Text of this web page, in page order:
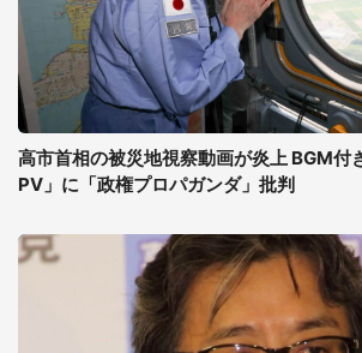
高市首相の被災地視察動画が炎上 BGM付
PV」に「政権プロパガンダ」批判